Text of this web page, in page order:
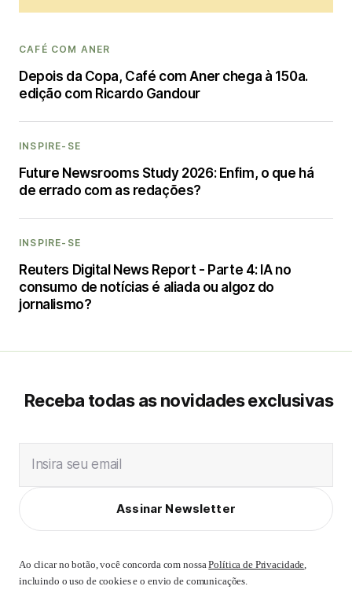
CAFÉ COM ANER
Depois da Copa, Café com Aner chega à 150a.
edição com Ricardo Gandour
INSPIRE-SE
Future Newsrooms Study 2026: Enfim, o que há
de errado com as redações?
INSPIRE-SE
Reuters Digital News Report - Parte 4: IA no
consumo de notícias é aliada ou algoz do
jornalismo?
Receba todas as novidades exclusivas
Insira seu email
Assinar Newsletter
Ao clicar no botão, você concorda com nossaPolítica de Privacidade,
incluindo o uso de cookies e o envio de comunicações.